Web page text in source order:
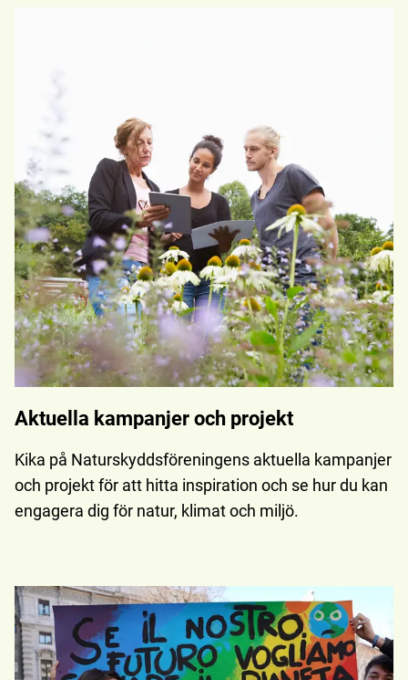
Aktuella kampanjer och projekt
Kika på Naturskyddsföreningens aktuella kampanjer
och projekt för att hitta inspiration och se hur du kan
engagera dig för natur, klimat och miljö.